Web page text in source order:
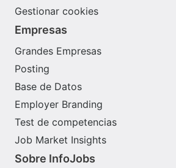
Gestionar cookies
Empresas
Grandes Empresas
Posting
Base de Datos
Employer Branding
Test de competencias
Job Market Insights
Sobre InfoJobs